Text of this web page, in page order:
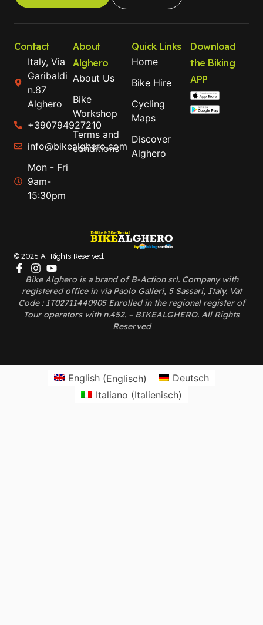
Contact
Italy, Via
Garibaldi
n.87
Alghero
+390794927210
info@bikealghero.com
Mon - Fri
9am-
15:30pm
About
Alghero
About Us
Bike
Workshop
Terms and
conditions
Quick Links
Home
Bike Hire
Cycling
Maps
Discover
Alghero
Download
the Biking
APP
© 2026 All Rights Reserved.
Bike Alghero is a brand of B-Action srl. Company with
registered office in via Paolo Galleri, 5 Sassari, Italy. Vat
Code : IT02711440905 Enrolled in the regional register of
Tour operators with n.452. – BIKEALGHERO. All Rights
Reserved
English (Englisch)
Deutsch
Italiano (Italienisch)